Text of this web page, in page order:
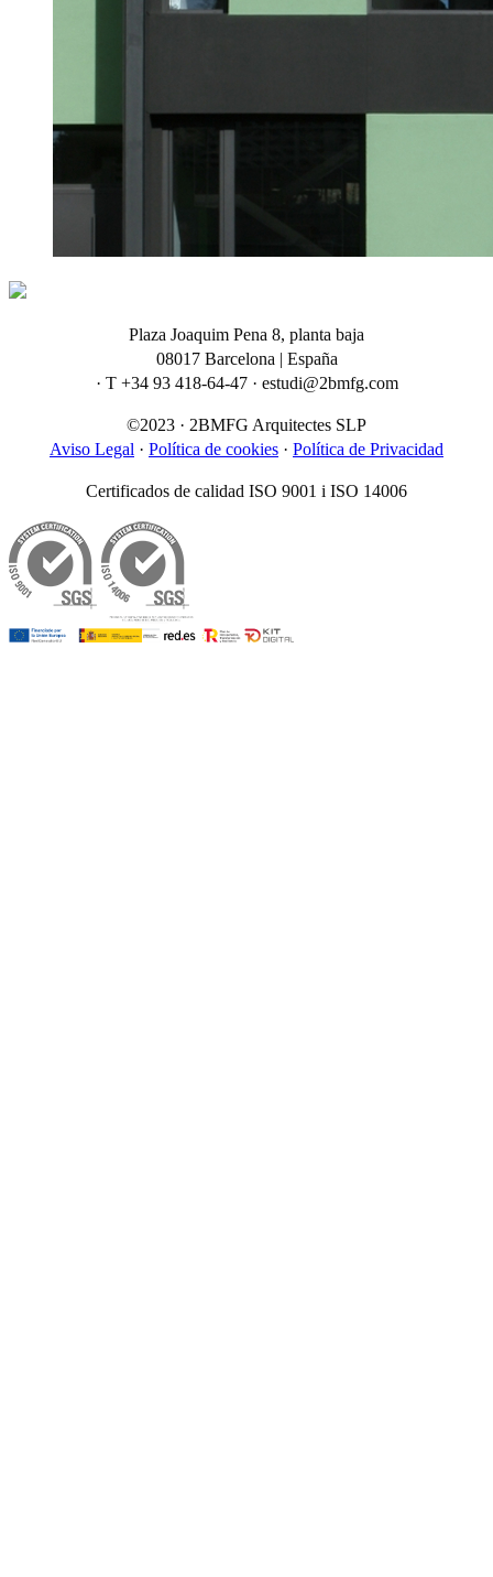
Plaza Joaquim Pena 8, planta baja
08017 Barcelona | España
· T +34 93 418-64-47 · estudi@2bmfg.com
©2023 · 2BMFG Arquitectes SLP
Aviso Legal · Política de cookies · Política de Privacidad
Certificados de calidad ISO 9001 i ISO 14006